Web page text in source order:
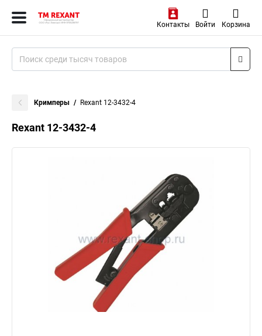
Контакты Войти Корзина
Кримперы Rexant 12-3432-4
Rexant 12-3432-4